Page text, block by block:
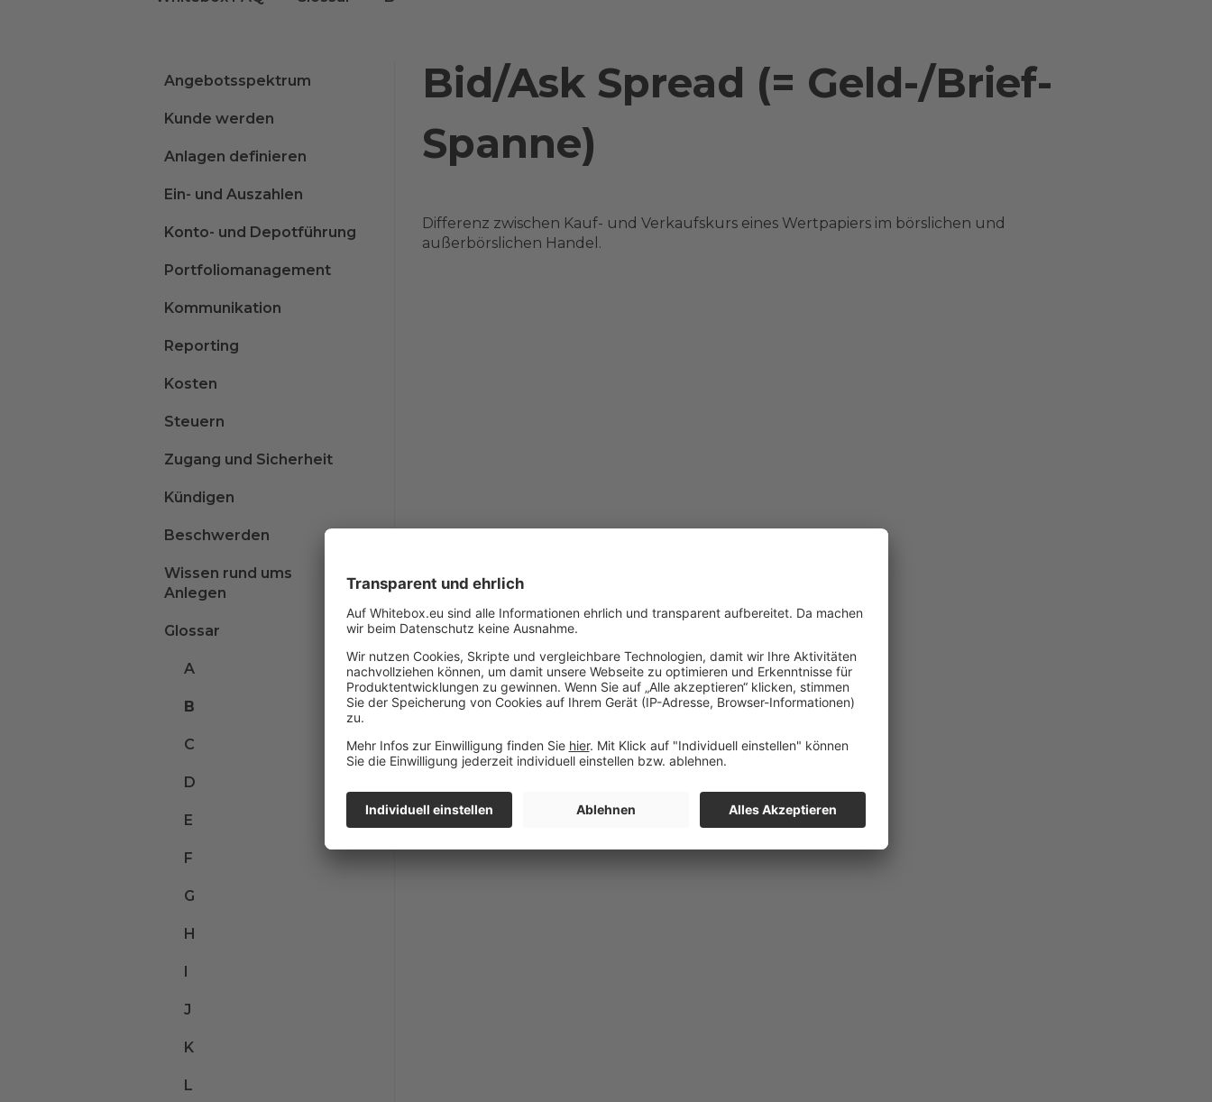
Bid/Ask Spread (= Geld-/Brief-
Spanne)
Differenz zwischen Kauf- und Verkaufskurs eines Wertpapiers im börslichen und
außerbörslichen Handel.
Angebotsspektrum
Kunde werden
Anlagen definieren
Ein- und Auszahlen
Konto- und Depotführung
Portfoliomanagement
Kommunikation
Reporting
Kosten
Steuern
Zugang und Sicherheit
Kündigen
Beschwerden
Wissen rund ums
Anlegen
Glossar
A
B
C
D
E
F
G
H
I
J
K
L